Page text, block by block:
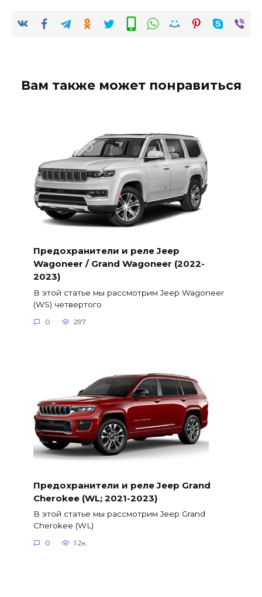
Вам также может понравиться
Предохранители и реле Jeep
Wagoneer / Grand Wagoneer (2022-
2023)
В этой статье мы рассмотрим Jeep Wagoneer
(WS) четвертого
0 297
Предохранители и реле Jeep Grand
Cherokee (WL; 2021-2023)
В этой статье мы рассмотрим Jeep Grand
Cherokee (WL)
0 1.2к.